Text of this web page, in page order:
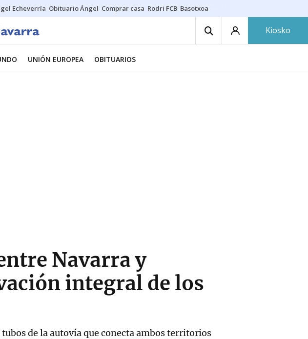
Echeverría Obituario Ángel Comprar casa Rodri FCB Basotxoa
Kiosko
UNIÓN EUROPEA OBITUARIOS
Navarra y
integral de los
de la autovía que conecta ambos territorios